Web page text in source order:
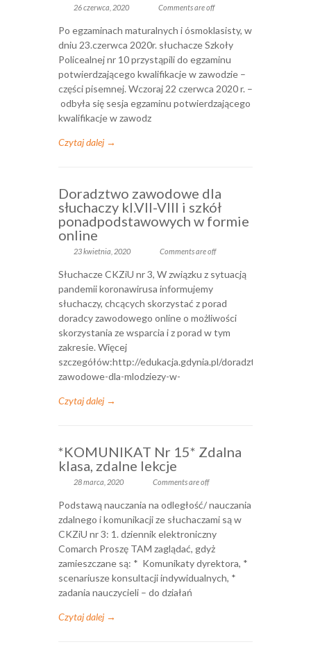
26 czerwca, 2020 Comments are off
Po egzaminach maturalnych i ósmoklasisty, w
dniu 23.czerwca 2020r. słuchacze Szkoły
Policealnej nr 10 przystąpili do egzaminu
potwierdzającego kwalifikacje w zawodzie –
części pisemnej. Wczoraj 22 czerwca 2020 r. –
odbyła się sesja egzaminu potwierdzającego
kwalifikacje w zawodz
Czytaj dalej →
Doradztwo zawodowe dla
słuchaczy kl.VII-VIII i szkół
ponadpodstawowych w formie
online
23 kwietnia, 2020 Comments are off
Słuchacze CKZiU nr 3, W związku z sytuacją
pandemii koronawirusa informujemy
słuchaczy, chcących skorzystać z porad
doradcy zawodowego online o możliwości
skorzystania ze wsparcia i z porad w tym
zakresie. Więcej
szczegółów:http://edukacja.gdynia.pl/doradztwo-
zawodowe-dla-mlodziezy-w-
Czytaj dalej →
*KOMUNIKAT Nr 15* Zdalna
klasa, zdalne lekcje
28 marca, 2020 Comments are off
Podstawą nauczania na odległość/ nauczania
zdalnego i komunikacji ze słuchaczami są w
CKZiU nr 3: 1. dziennik elektroniczny
Comarch Proszę TAM zaglądać, gdyż
zamieszczane są: * Komunikaty dyrektora, *
scenariusze konsultacji indywidualnych, *
zadania nauczycieli – do działań
Czytaj dalej →